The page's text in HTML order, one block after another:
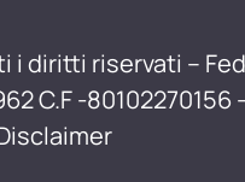
diritti riservati –
C.F -80102270156